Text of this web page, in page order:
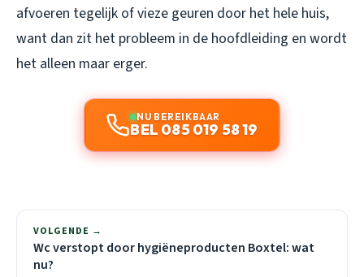
afvoeren tegelijk of vieze geuren door het hele huis,
want dan zit het probleem in de hoofdleiding en wordt
het alleen maar erger.
NU BEREIKBAAR
BEL 085 019 58 19
VOLGENDE →
Wc verstopt door hygiëneproducten Boxtel: wat
nu?